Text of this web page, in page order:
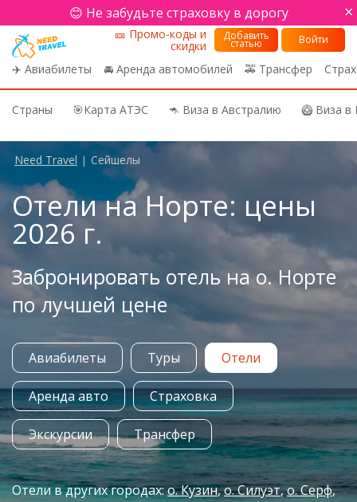
😊 Не забудьте страховку в дорогу ×
✈️ Авиабилеты 🚘 Аренда автомобилей 🚕 Трансфер
🎫 Промо-коды и
скидки
Добавить
статью Войти
Страны 🎯Карта АТЭС 🦘 Виза в Австралию 🥝 Виза
Need Travel | Сейшелы
Отели на Норте: цены
2026 г.
Забронировать отель на о. Норте
по лучшей цене
Авиабилеты Туры Отели
Аренда авто Страховка
Экскурсии Трансфер
Отели в других городах:о. Кузин о. Силуэт о. Серф